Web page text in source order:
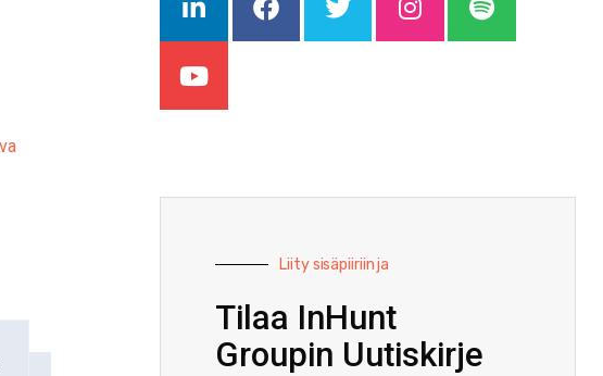
Liity sisäpiiriin ja
Tilaa InHunt
Groupin Uutiskirje